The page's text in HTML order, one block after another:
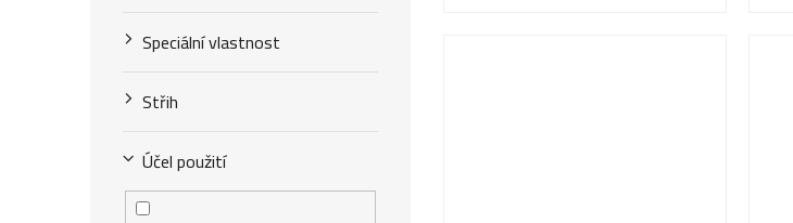
Speciální vlastnost
Střih
Účel použití